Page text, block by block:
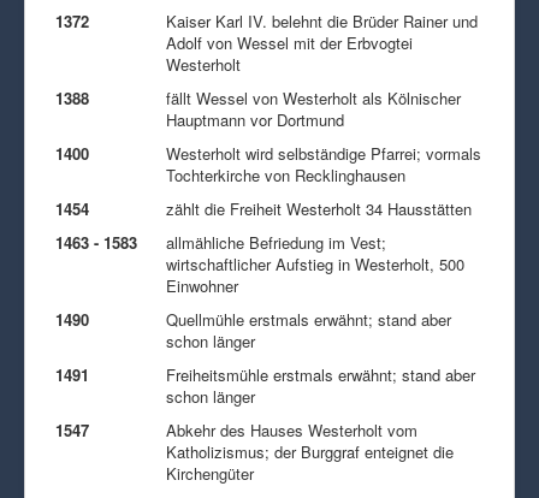
1372
Kaiser Karl IV. belehnt die Brüder Rainer und
Adolf von Wessel mit der Erbvogtei
Westerholt
1388
fällt Wessel von Westerholt als Kölnischer
Hauptmann vor Dortmund
1400
Westerholt wird selbständige Pfarrei; vormals
Tochterkirche von Recklinghausen
1454
zählt die Freiheit Westerholt 34 Hausstätten
1463 - 1583
allmähliche Befriedung im Vest;
wirtschaftlicher Aufstieg in Westerholt, 500
Einwohner
1490
Quellmühle erstmals erwähnt; stand aber
schon länger
1491
Freiheitsmühle erstmals erwähnt; stand aber
schon länger
1547
Abkehr des Hauses Westerholt vom
Katholizismus; der Burggraf enteignet die
Kirchengüter